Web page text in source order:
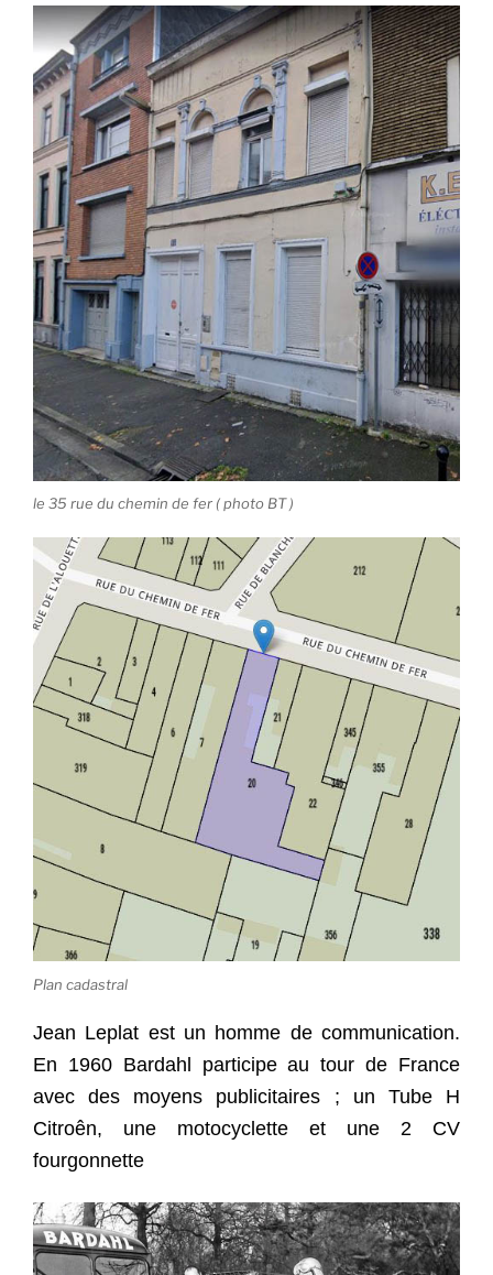
le 35 rue du chemin de fer ( photo BT )
Plan cadastral
Jean Leplat est un homme de communication.
En 1960 Bardahl participe au tour de France
avec des moyens publicitaires ; un Tube H
Citroên, une motocyclette et une 2 CV
fourgonnette